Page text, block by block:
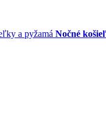
Nočné